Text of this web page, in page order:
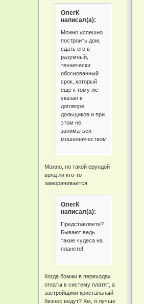
ОлегК
написал(а):
Можно успешно
построить дом,
сдать его в
разумный,
технически
обоснованный
срок, который
еще к тому же
указан в
договоре
дольщиков и при
этом не
заниматься
мошенничеством.
Можно, но такой ерундой
вряд ли кто-то
заморачивается
ОлегК
написал(а):
Представляете?
Бывают ведь
такие чудеса на
планете!
Когда бомжи в переходах
откаты в систему платят, а
застройщики кристальный
бизнес ведут? Хм, я лучше